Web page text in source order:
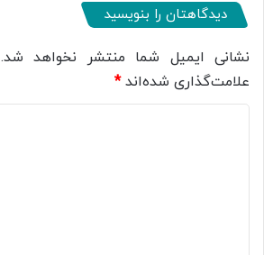
دیدگاهتان را بنویسید
نشانی ایمیل شما منتشر نخواهد شد.
علامت‌گذاری شده‌اند*